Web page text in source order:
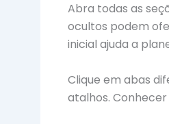
Abra todas as
ocultos podem
inicial ajuda a
Clique em abas
atalhos.